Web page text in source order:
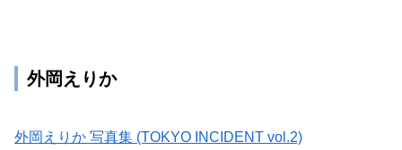
外岡えりか
外岡えりか 写真集 (TOKYO INCIDENT vol.2)